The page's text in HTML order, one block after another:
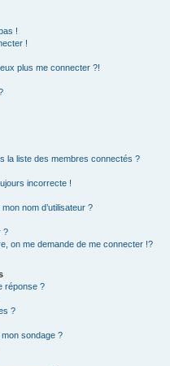
!
!
plus me connecter ?!
la liste des membres connectés ?
incorrecte !
nom d’utilisateur ?
?
on me demande de me connecter !?
réponse ?
?
mon sondage ?